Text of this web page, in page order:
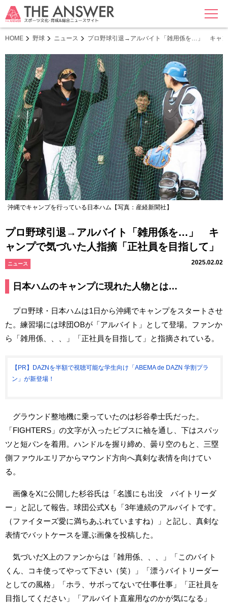
MENU
HOME 野球 ニュース プロ野球引退→アルバイト「雑用係を…」 キャン
沖縄でキャンプを行っている日本ハム【写真：産経新聞社】
プロ野球引退→アルバイト「雑用係を…」 キ
ャンプで気づいた人指摘「正社員を目指して」
ニュース 2025.02.02
日本ハムのキャンプに現れた人物とは…
プロ野球・日本ハムは1日から沖縄でキャンプをスタートさせ
た。練習場には球団OBが「アルバイト」として登場。ファンか
ら「雑用係、、、」「正社員を目指して」と指摘されている。
【PR】DAZNを半額で視聴可能な学生向け「ABEMA de DAZN 学割プラ
ン」が新登場！
グラウンド整地機に乗っていたのは杉谷拳士氏だった。
「FIGHTERS」の文字が入ったビブスに袖を通し、下はスパッ
ツと短パンを着用。ハンドルを握り締め、曇り空のもと、三塁
側ファウルエリアからマウンド方向へ真剣な表情を向けてい
る。
画像をXに公開した杉谷氏は「名護にも出没 バイトリーダ
ー」と記して報告。球団公式Xも「3年連続のアルバイトです。
（ファイターズ愛に満ちあふれていますね）」と記し、真剣な
表情でバットケースを運ぶ画像を投稿した。
気づいだX上のファンからは「雑用係、、、」「このバイト
くん、コキ使ってやって下さい（笑）」「漂うバイトリーダー
としての風格」「ホラ、サボってないで仕事仕事」「正社員を
目指してください」「アルバイト直雇用なのかが気になる」